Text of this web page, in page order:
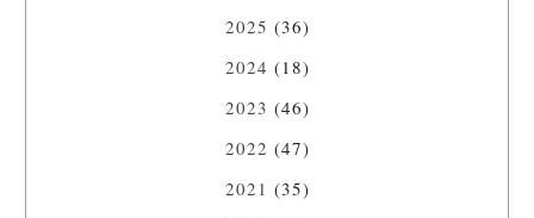
2025 (36)
2024 (18)
2023 (46)
2022 (47)
2021 (35)